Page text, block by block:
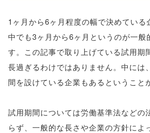
1ヶ月から6ヶ月程度の幅で決めている
中でも3ヶ月から6ヶ月というのが一般
す。この記事で取り上げている試用期
長過ぎるわけではありません。中には
間を設けている企業もあるということ
試用期間については労働基準法などの
らず、一般的な長さや企業の方針によ